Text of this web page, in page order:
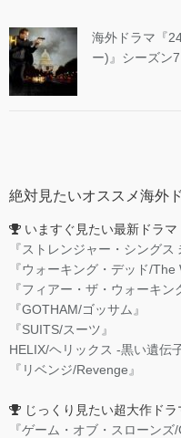
海外ドラマ『
ー)』シーズン7
絶対見たいオススメ海外
いますぐ見たい最新ドラマ
『ストレンジャー・シング
『ウォーキング・デッド/The
『フィアー・ザ・ウォーキ
『GOTHAM/ゴッサム』
『SUITS/スーツ』
HELIX/ヘリックス -黒い遺伝
『リベンジ/Revenge』
じっくり見たい超大作ドラ
『ゲーム・オブ・スローンズ